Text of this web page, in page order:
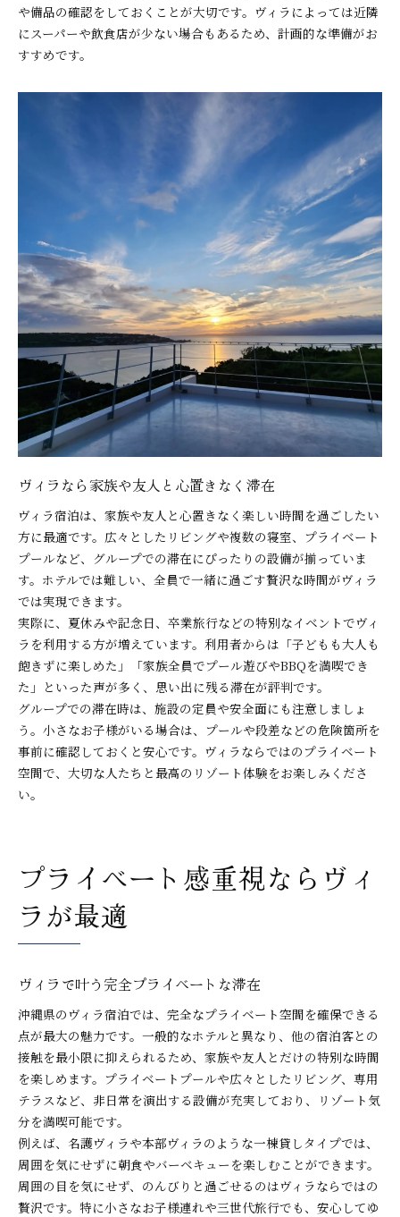
や備品の確認をしておくことが大切です。ヴィラによっては近隣
にスーパーや飲食店が少ない場合もあるため、計画的な準備がお
すすめです。
ヴィラなら家族や友人と心置きなく滞在
ヴィラ宿泊は、家族や友人と心置きなく楽しい時間を過ごしたい
方に最適です。広々としたリビングや複数の寝室、プライベート
プールなど、グループでの滞在にぴったりの設備が揃っていま
す。ホテルでは難しい、全員で一緒に過ごす贅沢な時間がヴィラ
では実現できます。
実際に、夏休みや記念日、卒業旅行などの特別なイベントでヴィ
ラを利用する方が増えています。利用者からは「子どもも大人も
飽きずに楽しめた」「家族全員でプール遊びやBBQを満喫でき
た」といった声が多く、思い出に残る滞在が評判です。
グループでの滞在時は、施設の定員や安全面にも注意しましょ
う。小さなお子様がいる場合は、プールや段差などの危険箇所を
事前に確認しておくと安心です。ヴィラならではのプライベート
空間で、大切な人たちと最高のリゾート体験をお楽しみくださ
い。
プライベート感重視ならヴィ
ラが最適
ヴィラで叶う完全プライベートな滞在
沖縄県のヴィラ宿泊では、完全なプライベート空間を確保できる
点が最大の魅力です。一般的なホテルと異なり、他の宿泊客との
接触を最小限に抑えられるため、家族や友人とだけの特別な時間
を楽しめます。プライベートプールや広々としたリビング、専用
テラスなど、非日常を演出する設備が充実しており、リゾート気
分を満喫可能です。
例えば、名護ヴィラや本部ヴィラのような一棟貸しタイプでは、
周囲を気にせずに朝食やバーベキューを楽しむことができます。
周囲の目を気にせず、のんびりと過ごせるのはヴィラならではの
贅沢です。特に小さなお子様連れや三世代旅行でも、安心してゆ